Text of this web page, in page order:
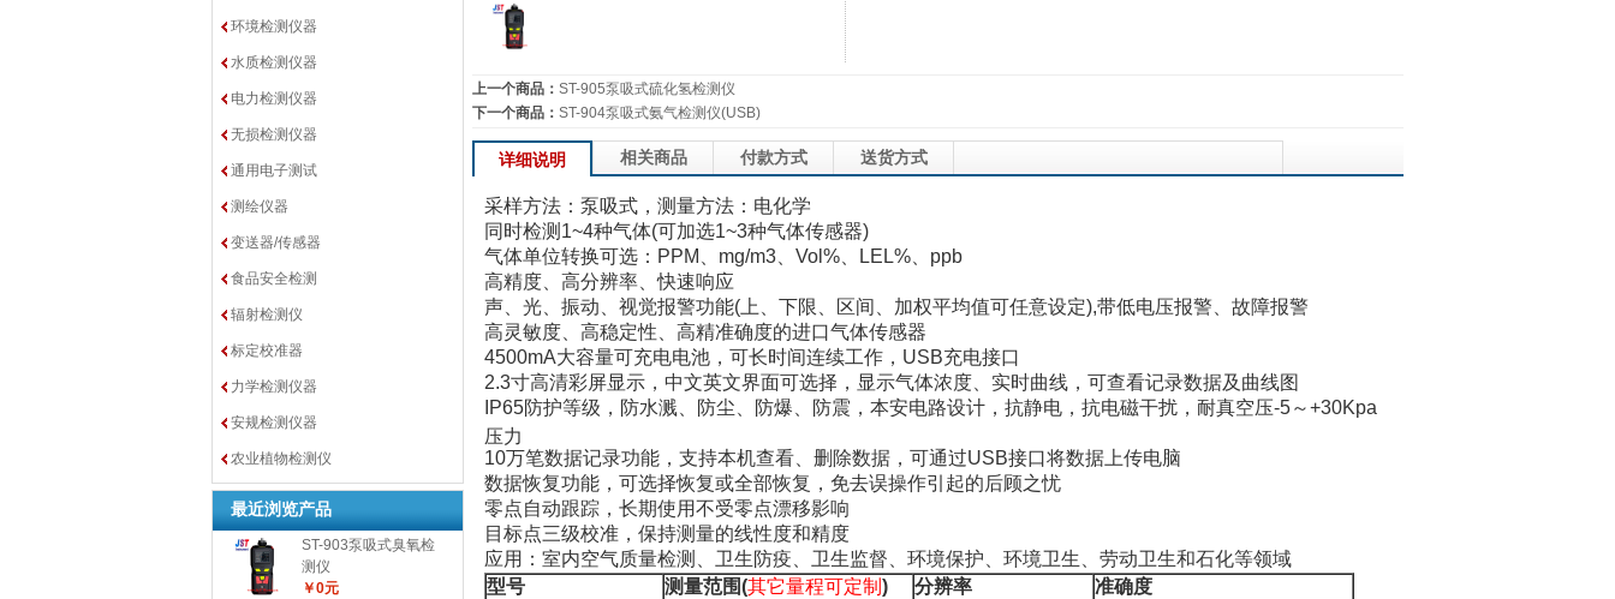
环境检测仪器
水质检测仪器
电力检测仪器
无损检测仪器
通用电子测试
测绘仪器
变送器/传感器
食品安全检测
辐射检测仪
标定校准器
力学检测仪器
安规检测仪器
农业植物检测仪
最近浏览产品
ST-903泵吸式臭氧检
测仪
￥0元
上一个商品： ST-905泵吸式硫化氢检测仪
下一个商品： ST-904泵吸式氨气检测仪(USB)
详细说明 相关商品 付款方式 送货方式
采样方法 ： 泵吸式 ， 测量方法 ： 电化学
同时检测1~4种气体(可加选1~3种气体传感器)
气体单位转换可选： PPM mg/m3 Vol% LEL%
ppb
高精度、高分辨率、快速响应
声、光、振动 、视觉报警功能(上、下限 、区间、加权平均值可任意设定),带低电压报警、故障报警
高灵敏度、高稳定性、高精准确度的进口气体传感器
4500mA大容量可充电电池，可长时间连续工作 ， USB充电接口
2.3寸高清彩屏显示 ， 中文英文界面可选择 ， 显示气体浓度、实时曲线， 可查看记录数据及曲线图
IP65防护等级，防水溅、防尘、防爆、防震，本安电路设计，抗静电，抗电磁干扰，耐真空压-5～+30Kpa
压力
10万笔数据记录功能，支持本机查看、删除数据，可通过USB接口将数据上传电脑
数据恢复功能，可选择恢复或全部恢复，免去误操作引起的后顾之忧
零点自动跟踪，长期使用不受零点漂移影响
目标点三级校准，保持测量的线性度和精度
应用：室内空气质量检测、卫生防疫、卫生监督、环境保护、环境卫生、劳动卫生和石化等领域
型号
测量范围(其它量程可定制 ) 分辨率
准确度